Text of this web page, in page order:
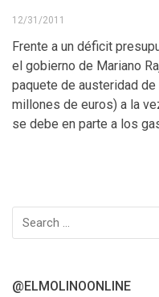
12/31/2011
Frente a un déficit
el gobierno de Mariano
paquete de austeridad
millones de euros) a la
se debe en parte a los
Search
for:
@ELMOLINOONLINE